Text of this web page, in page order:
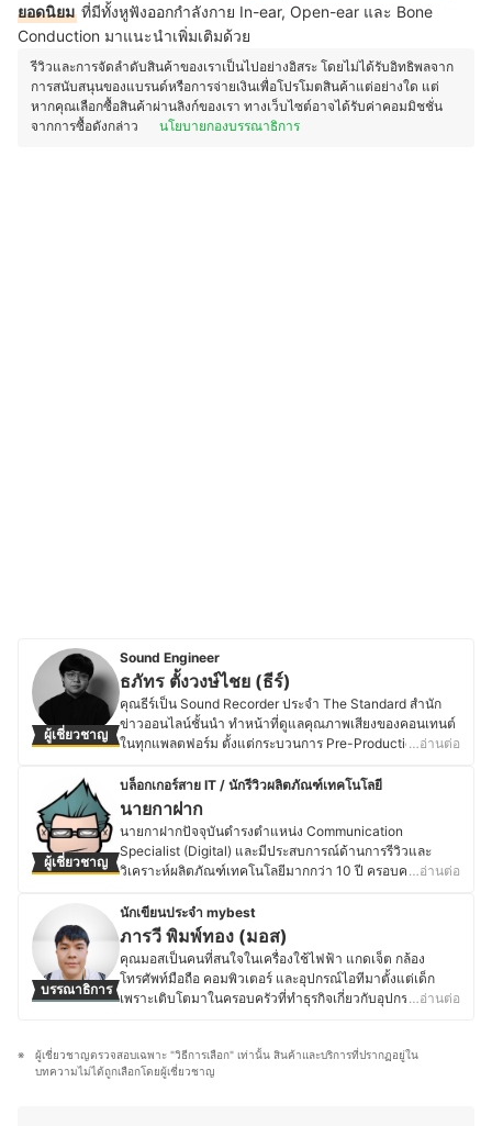
ยอดนิยม ที่มีทั้งหูฟังออกกำลังกาย In-ear, Open-ear และ Bone
Conduction มาแนะนำเพิ่มเติมด้วย
รีวิวและการจัดลำดับสินค้าของเราเป็นไปอย่างอิสระ โดยไม่ได้รับอิทธิพลจาก
การสนับสนุนของแบรนด์หรือการจ่ายเงินเพื่อโปรโมตสินค้าแต่อย่างใด แต่
หากคุณเลือกซื้อสินค้าผ่านลิงก์ของเรา ทางเว็บไซต์อาจได้รับค่าคอมมิชชั่น
จากการซื้อดังกล่าว
นโยบายกองบรรณาธิการ
ผู้เชี่ยวชาญ
Sound Engineer
ธภัทร ตั้งวงษ์ไชย (ธีร์)
คุณธีร์เป็น Sound Recorder ประจำ The Standard สำนัก
ข่าวออนไลน์ชั้นนำ ทำหน้าที่ดูแลคุณภาพเสียงของคอนเทนต์
ในทุกแพลตฟอร์ม ตั้งแต่กระบวนการ Pre-Production ไป
อุปกรณ์บันทึกเสียงที่สั่งสมจากประสบการณ์ทำงานจริง โดย
จุดเริ่มต้นของธีร์มาจากความหลงใหลในเสียงดนตรีและ
อุปกรณ์เครื่องเสียงมาตั้งแต่เด็ก จึงเลือกศึกษาต่อด้านบันทึก
เสียงภาพยนตร์ที่ คณะดิจิทัลมีเดียและศิลปภาพยนตร์
มหาวิทยาลัยกรุงเทพ ทำให้มีความรู้ลึกซึ้งเกี่ยวกับเทคนิคการ
นอกจากงานประจำแล้ว คุณธีร์ยังหมั่นศึกษาเทคโนโลยีใหม่ ๆ
ด้านเสียงอยู่เสมอ เพื่อให้สามารถพัฒนาและถ่ายทอดความรู้
เกี่ยวกับเสียงดนตรี อุปกรณ์เครื่องเสียง และการบันทึกเสียงได้
อย่างแม่นยำและสนุกสนานมากยิ่งขึ้น
ประวัติของ ธภัทร ตั้งวงษ์ไชย (ธีร์)
…อ่านต่อ
ผู้เชี่ยวชาญ
บล็อกเกอร์สาย IT / นักรีวิวผลิตภัณฑ์เทคโนโลยี
นายกาฝาก
นายกาฝากปัจจุบันดำรงตำแหน่ง Communication
Specialist (Digital) และมีประสบการณ์ด้านการรีวิวและ
วิเคราะห์ผลิตภัณฑ์เทคโนโลยีมากกว่า 10 ปี ครอบคลุมตั้งแต่
ระดับองค์กรอย่าง NAS โดยมุ่งเน้นการให้ข้อมูลที่รอบด้าน
ชัดเจน และเป็นกลาง เพื่อสนับสนุนการตัดสินใจที่เหมาะสม
สำหรับผู้บริโภค โดยสำเร็จการศึกษาระดับปริญญาตรี
วิศวกรรมศาสตร์อิเล็กทรอนิกส์ จากมหาวิทยาลัยอัสสัมชัญ
และเคยศึกษาต่อในระดับปริญญาโทด้านจิตวิทยา
อุตสาหกรรมและองค์การ มีประสบการณ์ทำงานด้าน
รวมถึงบทบาทด้านการสื่อสารและการตลาดดิจิทัล ซึ่งตลอด
ระยะเวลาที่ผ่านมา นายกาฝากเคยเป็นทั้งนักเขียนและ
…อ่านต่อ
บรรณาธิการ
นักเขียนประจำ mybest
ภารวี พิมพ์ทอง (มอส)
คุณมอสเป็นคนที่สนใจในเครื่องใช้ไฟฟ้า แกดเจ็ต กล้อง
โทรศัพท์มือถือ คอมพิวเตอร์ และอุปกรณ์ไอทีมาตั้งแต่เด็ก
เพราะเติบโตมาในครอบครัวที่ทำธุรกิจเกี่ยวกับอุปกรณ์
ล่าสุด หรือแนวโน้มของตลาดอุปกรณ์อิเล็กทรอนิกส์ นอกจาก
การอัปเดตข้อมูลสินค้าไอทีแล้ว คุณมอสยังชื่นชอบงานช่าง
…อ่านต่อ
ผู้เชี่ยวชาญตรวจสอบเฉพาะ "วิธีการเลือก" เท่านั้น สินค้าและบริการที่ปรากฏอยู่ใน
บทความไม่ได้ถูกเลือกโดยผู้เชี่ยวชาญ